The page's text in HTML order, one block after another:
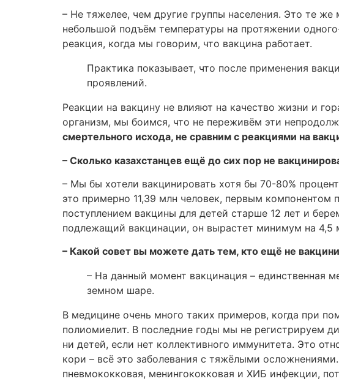
– Не тяжелее, чем другие группы населения. Это те
небольшой подъём температуры на протяжении
реакция, когда мы говорим, что вакцина работает.
Практика показывает, что после применения
проявлений.
Реакции на вакцину не влияют на качество жизни и
организм, мы боимся, что не переживём эти
смертельного исхода, не сравним с реакциями на
– Сколько казахстанцев ещё до сих пор не
– Мы бы хотели вакцинировать хотя бы 70-80%
это примерно 11,39 млн человек, первым
поступлением вакцины для детей старше 12 лет и
подлежащий вакцинации, он вырастет минимум на 4,5
– Какой совет вы можете дать тем, кто ещё не
– На данный момент вакцинация – единственная
земном шаре.
В медицине очень много таких примеров, когда при
полиомиелит. В последние годы мы не регистрируем
ни детей, если нет коллективного иммунитета. Это
кори – всё это заболевания с тяжёлыми
пневмококковая, менингококковая и ХИБ инфекции,